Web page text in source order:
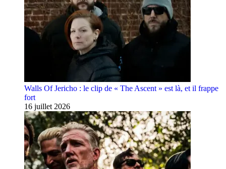
Walls Of Jericho : le clip de « The Ascent » est là, et il frappe
fort
16 juillet 2026